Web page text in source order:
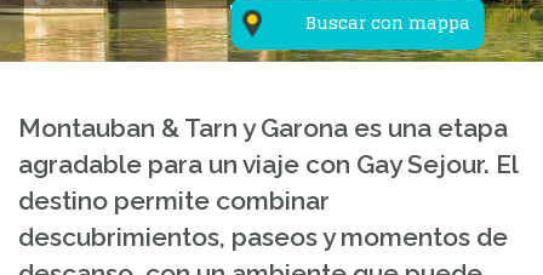
Buscar con mappa
Montauban & Tarn y Garona es una etapa
agradable para un viaje con Gay Sejour. El
destino permite combinar
descubrimientos, paseos y momentos de